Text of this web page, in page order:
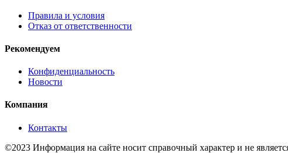
Правила и условия
Отказ от ответственности
Рекомендуем
Конфиденциальность
Новости
Компания
Контакты
©2023 Информация на сайте носит справочный характер и не